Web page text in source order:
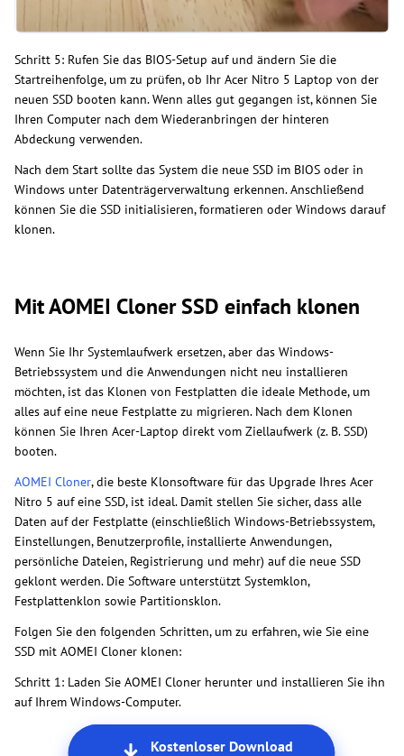
Schritt 5: Rufen Sie das BIOS-Setup auf und ändern Sie die
Startreihenfolge, um zu prüfen, ob Ihr Acer Nitro 5 Laptop von der
neuen SSD booten kann. Wenn alles gut gegangen ist, können Sie
Ihren Computer nach dem Wiederanbringen der hinteren
Abdeckung verwenden.
Nach dem Start sollte das System die neue SSD im BIOS oder in
Windows unter Datenträgerverwaltung erkennen. Anschließend
können Sie die SSD initialisieren, formatieren oder Windows darauf
klonen.
Mit AOMEI Cloner SSD einfach klonen
Wenn Sie Ihr Systemlaufwerk ersetzen, aber das Windows-
Betriebssystem und die Anwendungen nicht neu installieren
möchten, ist das Klonen von Festplatten die ideale Methode, um
alles auf eine neue Festplatte zu migrieren. Nach dem Klonen
können Sie Ihren Acer-Laptop direkt vom Ziellaufwerk (z. B. SSD)
booten.
AOMEI Cloner, die beste Klonsoftware für das Upgrade Ihres Acer
Nitro 5 auf eine SSD, ist ideal. Damit stellen Sie sicher, dass alle
Daten auf der Festplatte (einschließlich Windows-Betriebssystem,
Einstellungen, Benutzerprofile, installierte Anwendungen,
persönliche Dateien, Registrierung und mehr) auf die neue SSD
geklont werden. Die Software unterstützt Systemklon,
Festplattenklon sowie Partitionsklon.
Folgen Sie den folgenden Schritten, um zu erfahren, wie Sie eine
SSD mit AOMEI Cloner klonen:
Schritt 1: Laden Sie AOMEI Cloner herunter und installieren Sie ihn
auf Ihrem Windows-Computer.
Kostenloser Download